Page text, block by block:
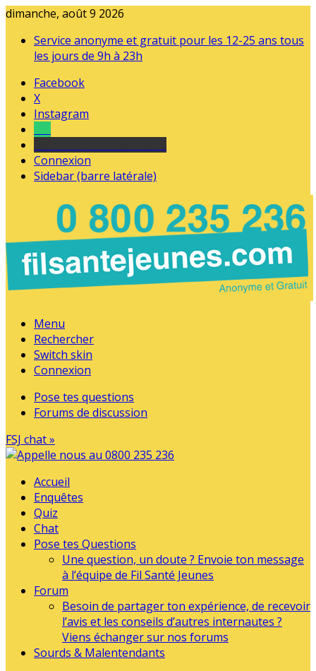
dimanche, août 9 2026
Service anonyme et gratuit pour les 12-25 ans tous
les jours de 9h à 23h
Facebook
X
Instagram
Connexion
Sidebar (barre latérale)
Menu
Rechercher
Switch skin
Connexion
Pose tes questions
Forums de discussion
FSJ chat »
Accueil
Enquêtes
Quiz
Chat
Pose tes Questions
Une question, un doute ? Envoie ton message
à l’équipe de Fil Santé Jeunes
Forum
Besoin de partager ton expérience, de recevoir
l’avis et les conseils d’autres internautes ?
Viens échanger sur nos forums
Sourds & Malentendants